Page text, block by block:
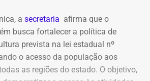
Amsterdã e Barcelona.
para as viagens do subsecretário
internacional, visitas a
institucional. Mas os
e cita morte de
exemplo de fake news
pela prefeitura tratam de
a secretaria afirma que o
busca fortalecer a política de
prevista na lei estadual nº
o acesso da população aos
as regiões do estado. O objetivo,